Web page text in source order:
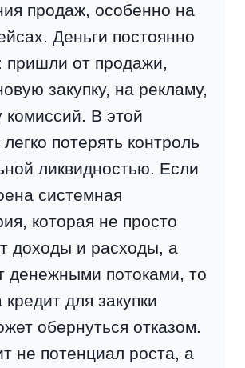
продаж, особенно на
Деньги постоянно
пришли от продажи,
закупку, на рекламу,
комиссий. В этой
потерять контроль
ликвидностью. Если
системная
которая не просто
доходы и расходы, а
денежными потоками, то
для закупки
обернуться отказом.
не потенциал роста, а